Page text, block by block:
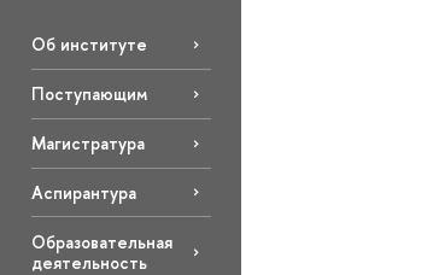
Об институте
Поступающим
Магистратура
Аспирантура
Образовательная
деятельность